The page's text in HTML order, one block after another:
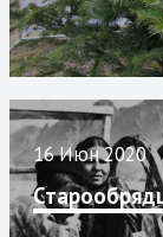
16 Июн 2020